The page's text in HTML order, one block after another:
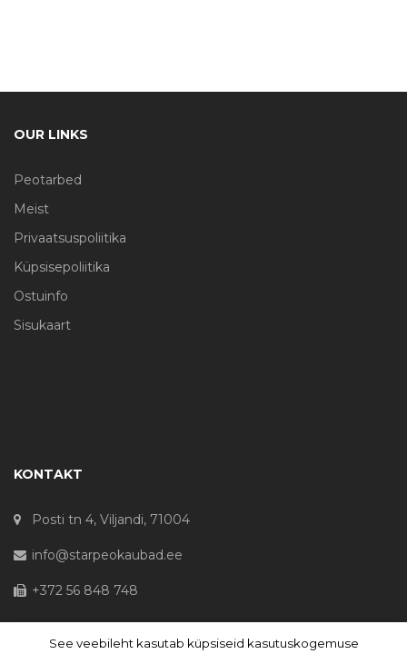
OUR LINKS
Peotarbed
Meist
Privaatsuspoliitika
Küpsisepoliitika
Ostuinfo
Sisukaart
KONTAKT
Posti tn 4, Viljandi, 71004
info@starpeokaubad.ee
+372 56 848 748
See veebileht kasutab küpsiseid kasutuskogemuse